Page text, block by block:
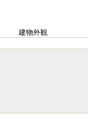
建物外観